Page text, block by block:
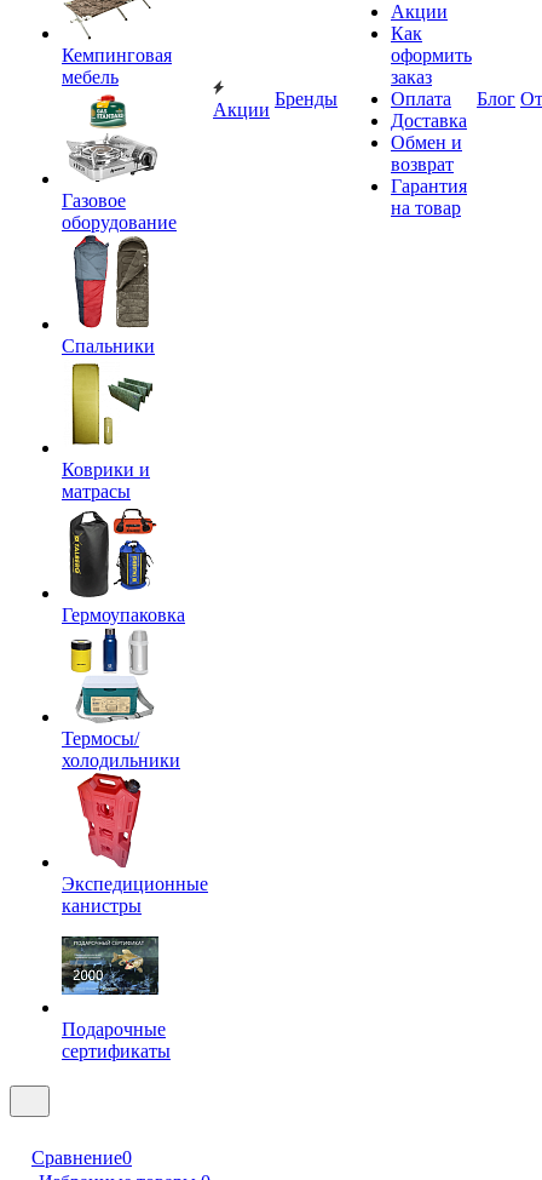
Кемпинговая
мебель
Газовое
оборудование
Спальники
Коврики и
матрасы
Гермоупаковка
Термосы/
холодильники
Экспедиционные
канистры
Подарочные
сертификаты
Акции
Бренды
Акции
Как
оформить
заказ
Оплата
Доставка
Обмен и
возврат
Гарантия
на товар
Блог
Сравнение0